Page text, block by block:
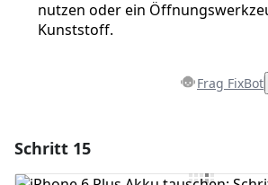
nutzen oder ein
Kunststoff.
Frag FixBot
Schritt 15